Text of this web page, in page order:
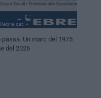
passa. Un marc del 1975
del 2026